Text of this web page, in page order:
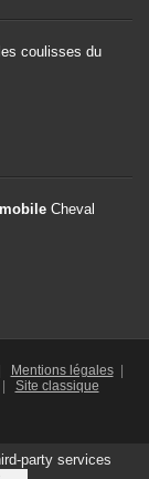
coulisses du
Cheval
Mentions légales|
Site classique
party services